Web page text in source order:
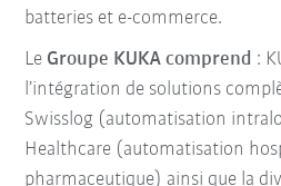
batteries et e-commerce.
Le Groupe KUKA comprend :
l’intégration de solutions
Swisslog (automatisation
Healthcare (automatisation
pharmaceutique) ainsi que la